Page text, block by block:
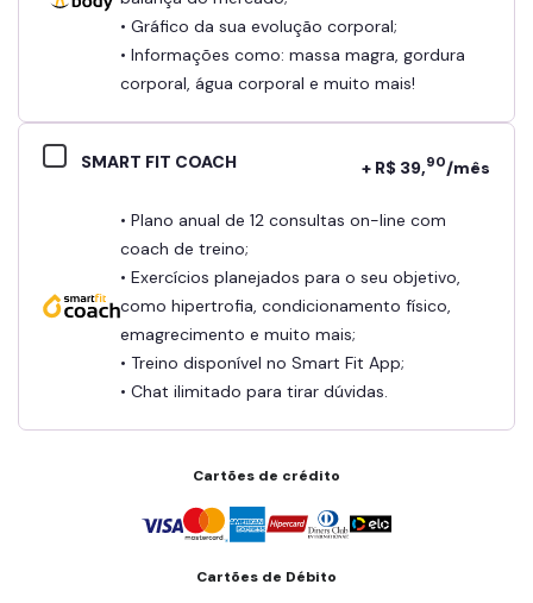
• Gráfico da sua evolução corporal;
• Informações como: massa magra, gordura
corporal, água corporal e muito mais!
SMART FIT COACH + R$ 39,90/mês
• Plano anual de 12 consultas on-line com
coach de treino;
• Exercícios planejados para o seu objetivo,
como hipertrofia, condicionamento físico,
emagrecimento e muito mais;
• Treino disponível no Smart Fit App;
• Chat ilimitado para tirar dúvidas.
Cartões de crédito
Cartões de Débito